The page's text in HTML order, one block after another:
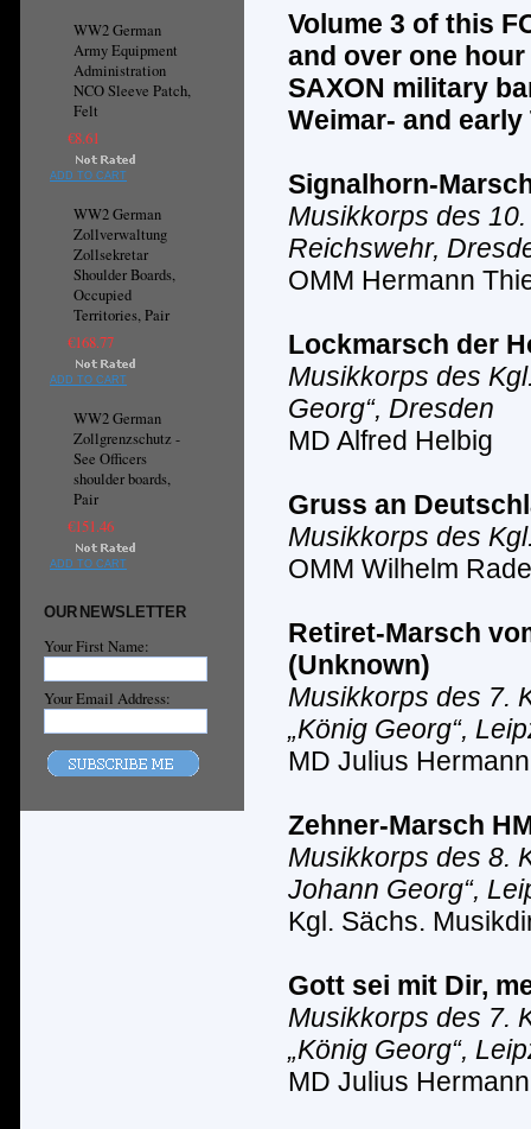
WW2 German
Army Equipment
Administration
NCO Sleeve Patch,
Felt
€8.61
ADD TO CART
WW2 German
Zollverwaltung
Zollsekretar
Shoulder Boards,
Occupied
Territories, Pair
€168.77
ADD TO CART
WW2 German
Zollgrenzschutz -
See Officers
shoulder boards,
Pair
€151.46
ADD TO CART
OUR NEWSLETTER
Your First Name:
Your Email Address:
Volume 3 of this
and over one
SAXON military
Weimar- and
Signalhorn-
Musikkorps des
Reichswehr,
OMM Hermann
Lockmarsch der
Musikkorps des
Georg“, Dresden
MD Alfred Helbig
Gruss an
Musikkorps des
OMM Wilhelm
Retiret-Marsch
(Unknown)
Musikkorps des 7.
„König Georg“,
MD Julius
Zehner-Marsch
Musikkorps des 8.
Johann Georg“,
Kgl. Sächs.
Gott sei mit Dir,
Musikkorps des 7.
„König Georg“,
MD Julius